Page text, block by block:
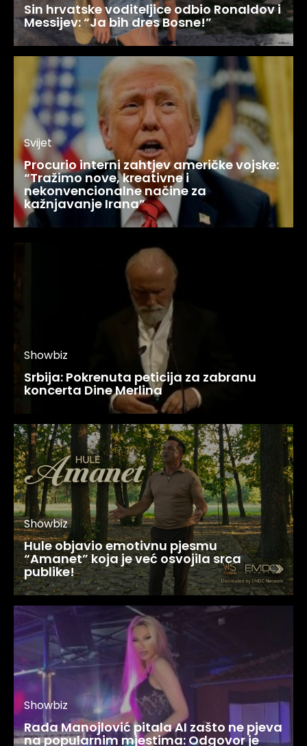
Sin hrvatske voditeljice odbio Ronaldov i
Messijev: “Ja bih dres Bosne!”
Svijet
Procurio interni zahtjev američke vojske:
“Tražimo nove, kreativne i
nekonvencionalne načine za
kažnjavanje Irana”
Showbiz
Srbija: Pokrenuta peticija za zabranu
koncerta Dine Merlina
Showbiz
Hule objavio emotivnu pjesmu
“Amanet” koja je već osvojila srca
publike!
Showbiz
Rada Manojlović pitala AI zašto ne pjeva
na popularnim mjestima: Odgovor je